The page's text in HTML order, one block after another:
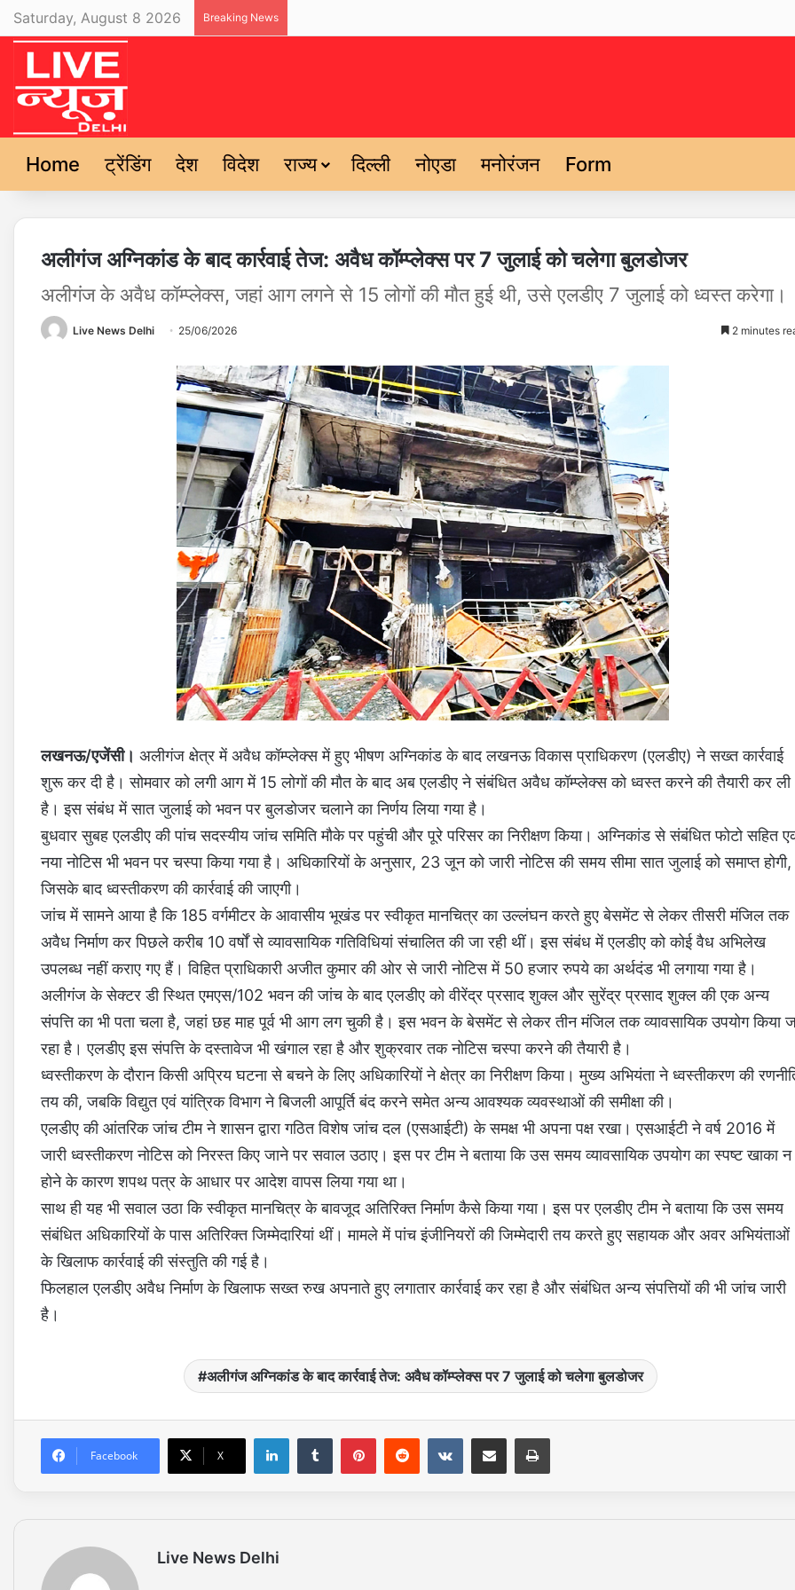
Saturday, August 8 2026 Breaking News
Home ट्रेंडिंग देश विदेश राज्य दिल्ली नोएडा मनोरंजन Form
अलीगंज अग्निकांड के बाद कार्रवाई तेज: अवैध कॉम्प्लेक्स पर 7 जुलाई को चलेगा बुलडोजर
अलीगंज के अवैध कॉम्प्लेक्स, जहां आग लगने से 15 लोगों की मौत हुई थी, उसे एलडीए 7 जुलाई को ध्वस्त करेगा।
Live News Delhi 25/06/2026 2 minutes
लखनऊ/एजेंसी। अलीगंज क्षेत्र में अवैध कॉम्प्लेक्स में हुए भीषण अग्निकांड के बाद लखनऊ विकास प्राधिकरण (एलडीए) ने सख्त कार्रवाई
शुरू कर दी है। सोमवार को लगी आग में 15 लोगों की मौत के बाद अब एलडीए ने संबंधित अवैध कॉम्प्लेक्स को ध्वस्त करने की तैयारी कर ली
है। इस संबंध में सात जुलाई को भवन पर बुलडोजर चलाने का निर्णय लिया गया है।
बुधवार सुबह एलडीए की पांच सदस्यीय जांच समिति मौके पर पहुंची और पूरे परिसर का निरीक्षण किया। अग्निकांड से संबंधित फोटो सहित
नया नोटिस भी भवन पर चस्पा किया गया है। अधिकारियों के अनुसार, 23 जून को जारी नोटिस की समय सीमा सात जुलाई को समाप्त होगी,
जिसके बाद ध्वस्तीकरण की कार्रवाई की जाएगी।
जांच में सामने आया है कि 185 वर्गमीटर के आवासीय भूखंड पर स्वीकृत मानचित्र का उल्लंघन करते हुए बेसमेंट से लेकर तीसरी मंजिल तक
अवैध निर्माण कर पिछले करीब 10 वर्षों से व्यावसायिक गतिविधियां संचालित की जा रही थीं। इस संबंध में एलडीए को कोई वैध अभिलेख
उपलब्ध नहीं कराए गए हैं। विहित प्राधिकारी अजीत कुमार की ओर से जारी नोटिस में 50 हजार रुपये का अर्थदंड भी लगाया गया है।
अलीगंज के सेक्टर डी स्थित एमएस/102 भवन की जांच के बाद एलडीए को वीरेंद्र प्रसाद शुक्ल और सुरेंद्र प्रसाद शुक्ल की एक अन्य
संपत्ति का भी पता चला है, जहां छह माह पूर्व भी आग लग चुकी है। इस भवन के बेसमेंट से लेकर तीन मंजिल तक व्यावसायिक उपयोग किया
रहा है। एलडीए इस संपत्ति के दस्तावेज भी खंगाल रहा है और शुक्रवार तक नोटिस चस्पा करने की तैयारी है।
ध्वस्तीकरण के दौरान किसी अप्रिय घटना से बचने के लिए अधिकारियों ने क्षेत्र का निरीक्षण किया। मुख्य अभियंता ने ध्वस्तीकरण की
तय की, जबकि विद्युत एवं यांत्रिक विभाग ने बिजली आपूर्ति बंद करने समेत अन्य आवश्यक व्यवस्थाओं की समीक्षा की।
एलडीए की आंतरिक जांच टीम ने शासन द्वारा गठित विशेष जांच दल (एसआईटी) के समक्ष भी अपना पक्ष रखा। एसआईटी ने वर्ष 2016 में
जारी ध्वस्तीकरण नोटिस को निरस्त किए जाने पर सवाल उठाए। इस पर टीम ने बताया कि उस समय व्यावसायिक उपयोग का स्पष्ट खाका न
होने के कारण शपथ पत्र के आधार पर आदेश वापस लिया गया था।
साथ ही यह भी सवाल उठा कि स्वीकृत मानचित्र के बावजूद अतिरिक्त निर्माण कैसे किया गया। इस पर एलडीए टीम ने बताया कि उस समय
संबंधित अधिकारियों के पास अतिरिक्त जिम्मेदारियां थीं। मामले में पांच इंजीनियरों की जिम्मेदारी तय करते हुए सहायक और अवर अभियंताओं
के खिलाफ कार्रवाई की संस्तुति की गई है।
फिलहाल एलडीए अवैध निर्माण के खिलाफ सख्त रुख अपनाते हुए लगातार कार्रवाई कर रहा है और संबंधित अन्य संपत्तियों की भी जांच जारी
है।
अलीगंज अग्निकांड के बाद कार्रवाई तेज: अवैध कॉम्प्लेक्स पर 7 जुलाई को चलेगा बुलडोजर
Facebook X
Live News Delhi